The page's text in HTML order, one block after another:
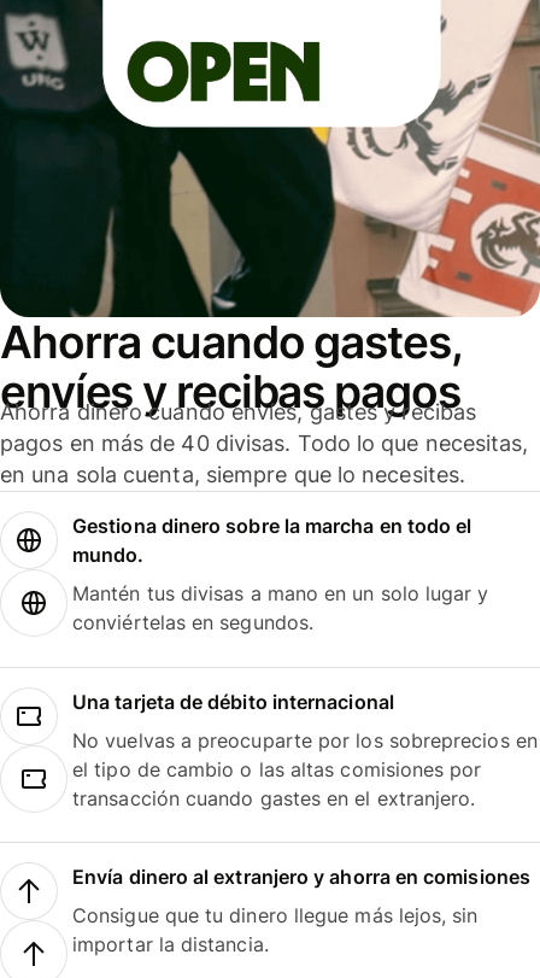
Ahorra cuando gastes,
envíes y recibas pagos
Ahorra dinero cuando envíes, gastes y recibas
pagos en más de 40 divisas. Todo lo que necesitas,
en una sola cuenta, siempre que lo necesites.
Gestiona dinero sobre la marcha en todo el
mundo.
Mantén tus divisas a mano en un solo lugar y
conviértelas en segundos.
Una tarjeta de débito internacional
No vuelvas a preocuparte por los sobreprecios en
el tipo de cambio o las altas comisiones por
transacción cuando gastes en el extranjero.
Envía dinero al extranjero y ahorra en comisiones
Consigue que tu dinero llegue más lejos, sin
importar la distancia.